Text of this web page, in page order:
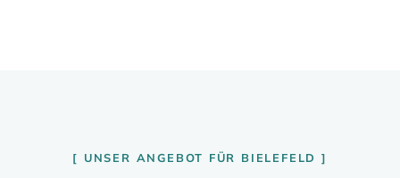
UNSER ANGEBOT FÜR BIELEFELD